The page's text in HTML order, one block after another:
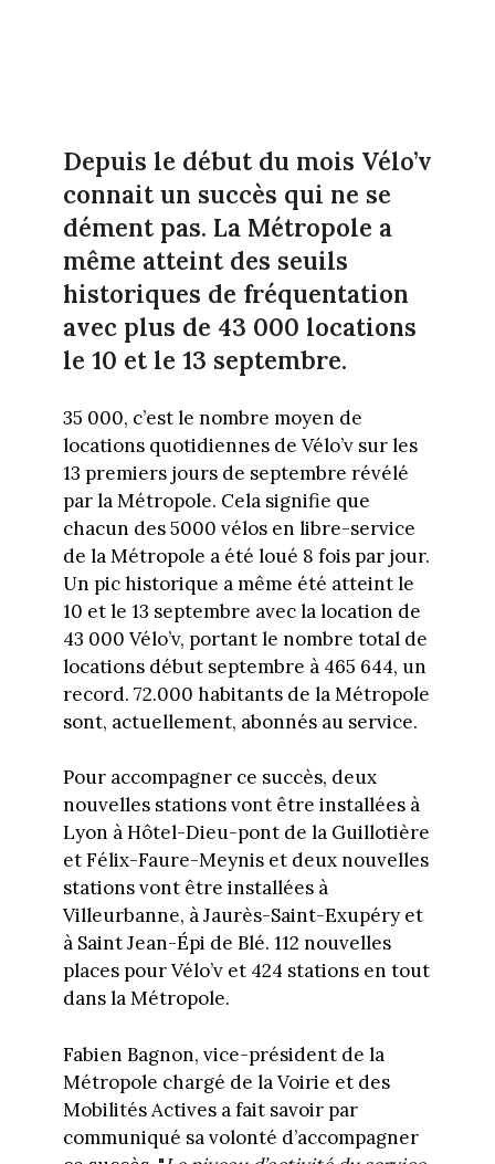
Depuis le début du mois Vélo’v
connait un succès qui ne se
dément pas. La Métropole a
même atteint des seuils
historiques de fréquentation
avec plus de 43 000 locations
le 10 et le 13 septembre.
35 000, c’est le nombre moyen de
locations quotidiennes de Vélo’v sur les
13 premiers jours de septembre révélé
par la Métropole. Cela signifie que
chacun des 5000 vélos en libre-service
de la Métropole a été loué 8 fois par jour.
Un pic historique a même été atteint le
10 et le 13 septembre avec la location de
43 000 Vélo’v, portant le nombre total de
locations début septembre à 465 644, un
record. 72.000 habitants de la Métropole
sont, actuellement, abonnés au service.
Pour accompagner ce succès, deux
nouvelles stations vont être installées à
Lyon à Hôtel-Dieu-pont de la Guillotière
et Félix-Faure-Meynis et deux nouvelles
stations vont être installées à
Villeurbanne, à Jaurès-Saint-Exupéry et
à Saint Jean-Épi de Blé. 112 nouvelles
places pour Vélo’v et 424 stations en tout
dans la Métropole.
Fabien Bagnon, vice-président de la
Métropole chargé de la Voirie et des
Mobilités Actives a fait savoir par
communiqué sa volonté d’accompagner